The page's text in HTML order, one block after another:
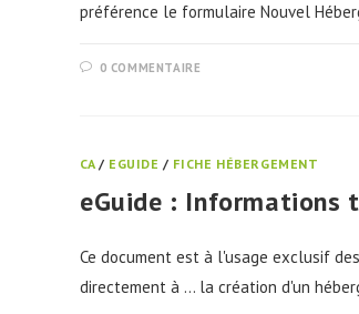
préférence le formulaire Nouvel
0 COMMENTAIRE
CA/ EGUIDE / FICHE HÉBERGEMENT
eGuide : Informations
Ce document est à l'usage exclusif
directement à ... la création d'un